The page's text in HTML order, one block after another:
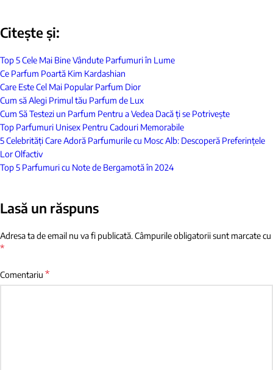
Citește și:
Top 5 Cele Mai Bine Vândute Parfumuri în Lume
Ce Parfum Poartă Kim Kardashian
Care Este Cel Mai Popular Parfum Dior
Cum să Alegi Primul tău Parfum de Lux
Cum Să Testezi un Parfum Pentru a Vedea Dacă ți se Potrivește
Top Parfumuri Unisex Pentru Cadouri Memorabile
5 Celebrități Care Adoră Parfumurile cu Mosc Alb: Descoperă Preferințele
Lor Olfactiv
Top 5 Parfumuri cu Note de Bergamotă în 2024
Lasă un răspuns
Adresa ta de email nu va fi publicată. Câmpurile obligatorii sunt marcate cu
*
Comentariu *